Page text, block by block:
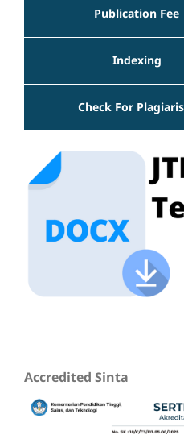
Publication Fee
Indexing
Check For
Accredited Sinta